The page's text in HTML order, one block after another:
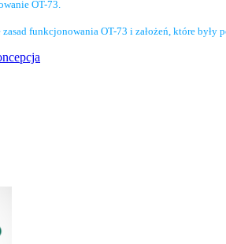
OT-73.
funkcjonowania OT-73 i założeń, które